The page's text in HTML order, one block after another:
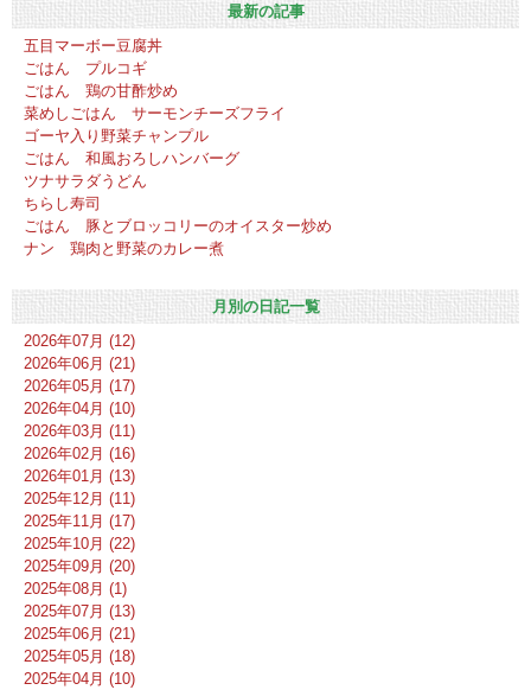
最新の記事
五目マーボー豆腐丼
ごはん プルコギ
ごはん 鶏の甘酢炒め
菜めしごはん サーモンチーズフライ
ゴーヤ入り野菜チャンプル
ごはん 和風おろしハンバーグ
ツナサラダうどん
ちらし寿司
ごはん 豚とブロッコリーのオイスター炒め
ナン 鶏肉と野菜のカレー煮
月別の日記一覧
2026年07月 (12)
2026年06月 (21)
2026年05月 (17)
2026年04月 (10)
2026年03月 (11)
2026年02月 (16)
2026年01月 (13)
2025年12月 (11)
2025年11月 (17)
2025年10月 (22)
2025年09月 (20)
2025年08月 (1)
2025年07月 (13)
2025年06月 (21)
2025年05月 (18)
2025年04月 (10)